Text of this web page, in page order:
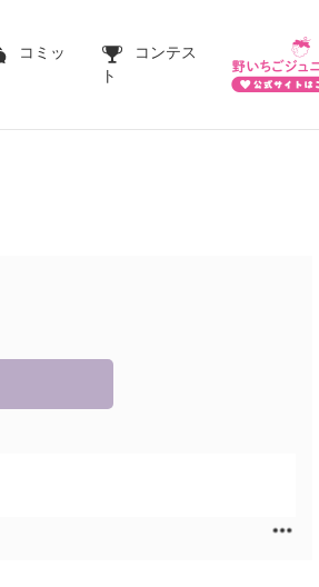
コミッ
コンテス
ト